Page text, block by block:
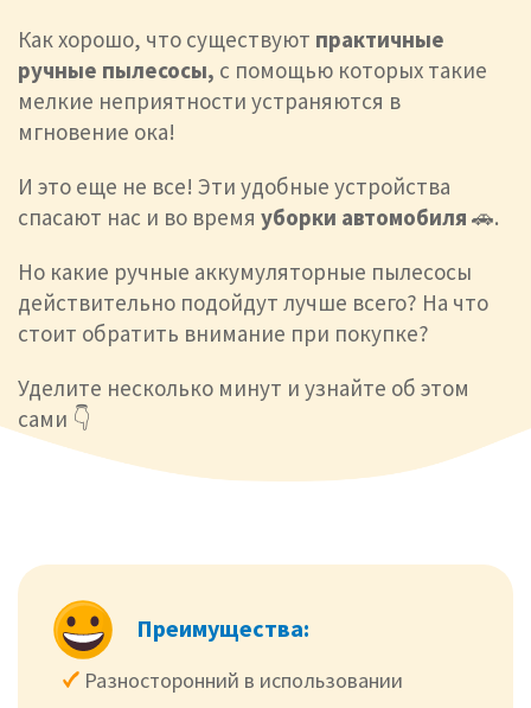
Как хорошо, что существуют практичные
ручные пылесосы, с помощью которых такие
мелкие неприятности устраняются в
мгновение ока!
И это еще не все! Эти удобные устройства
спасают нас и во время уборки автомобиля 🚗.
Но какие ручные аккумуляторные пылесосы
действительно подойдут лучше всего? На что
стоит обратить внимание при покупке?
Уделите несколько минут и узнайте об этом
сами 👇
Преимущества:
Разносторонний в использовании